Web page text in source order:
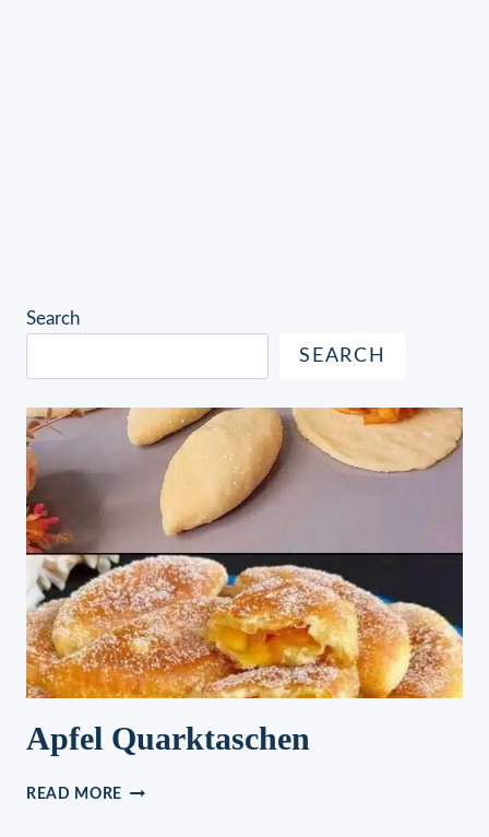
Search
SEARCH
Apfel Quarktaschen
READ MORE APFEL